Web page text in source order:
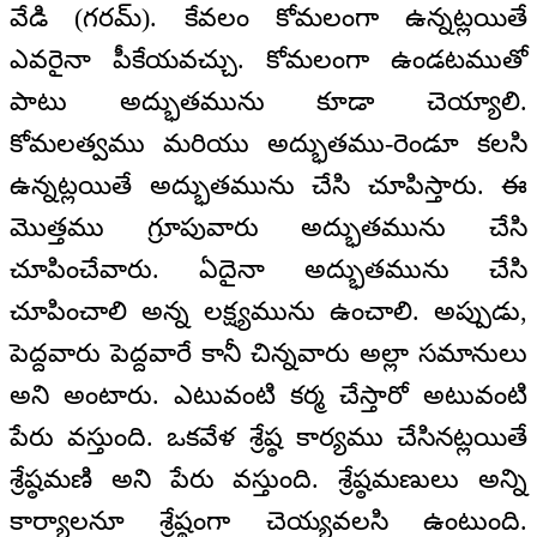
వేడి (గరమ్). కేవలం కోమలంగా ఉన్నట్లయితే
ఎవరైనా పీకేయవచ్చు. కోమలంగా ఉండటముతో
పాటు అద్భుతమును కూడా చెయ్యాలి.
కోమలత్వము మరియు అద్భుతము-రెండూ కలసి
ఉన్నట్లయితే అద్భుతమును చేసి చూపిస్తారు. ఈ
మొత్తము గ్రూపువారు అద్భుతమును చేసి
చూపించేవారు. ఏదైనా అద్భుతమును చేసి
చూపించాలి అన్న లక్ష్యమును ఉంచాలి. అప్పుడు,
పెద్దవారు పెద్దవారే కానీ చిన్నవారు అల్లా సమానులు
అని అంటారు. ఎటువంటి కర్మ చేస్తారో అటువంటి
పేరు వస్తుంది. ఒకవేళ శ్రేష్ఠ కార్యము చేసినట్లయితే
శ్రేష్ఠమణి అని పేరు వస్తుంది. శ్రేష్ఠమణులు అన్ని
కార్యాలనూ శ్రేష్ఠంగా చెయ్యవలసి ఉంటుంది.